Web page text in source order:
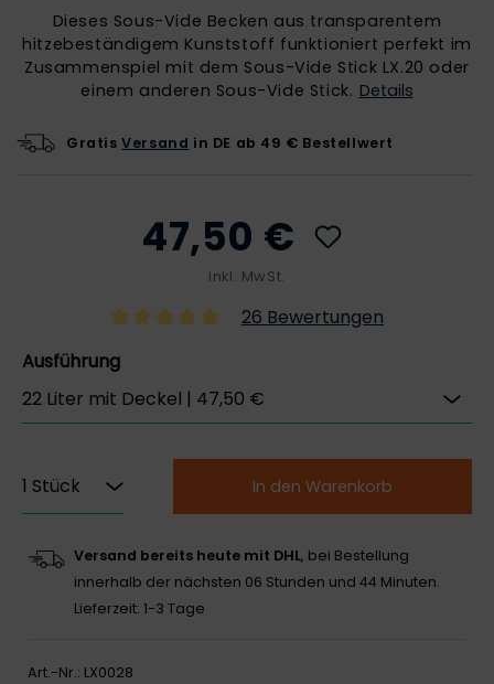
Dieses Sous-Vide Becken aus transparentem
hitzebeständigem Kunststoff funktioniert perfekt im
Zusammenspiel mit dem Sous-Vide Stick LX.20 oder
einem anderen Sous-Vide Stick. Details
GratisVersand in DE ab 49 € Bestellwert
47,50 €
inkl. MwSt.
26 Bewertungen
Ausführung
In den Warenkorb
Versand bereits heute mit DHL, bei Bestellung
innerhalb der nächsten 06 Stunden und 44 Minuten.
Lieferzeit: 1-3 Tage
Art.-Nr.: LX0028